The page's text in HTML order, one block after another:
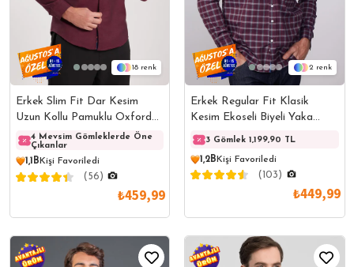
18
Erkek Slim Fit Dar Kesim
Uzun Kollu Pamuklu Oxford
Doku Kolay Ütülenebilir
Bordo Düğmeli Yaka Gömlek
4 Mevsim Gömleklerde Öne
Çıkanlar
4 Mevsim Gömleklerde Öne
Çıkanlar
1,1B Kişi Favoriledi
(56)
₺459,99
2
Erkek Regular Fit Klasik
Kesim Ekoseli Biyeli Yaka
Düğmeli Bordo Gömlek
3 Gömlek 1,199,90 TL
1,2B Kişi Favoriledi
(103)
₺449,99